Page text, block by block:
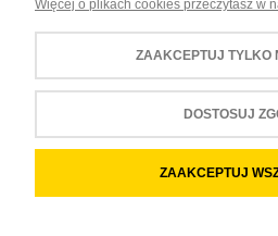
MOJE
POKAŻ PEŁNĄ
Sklep internetowy
Więcej o plikach cookies przeczytasz w
ZAAKCEPTUJ TYLKO
DOSTOSUJ
ZAAKCEPTUJ